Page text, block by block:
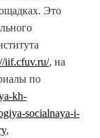
Это
iif.cfuv.ru/, на
по
kh-
socialnaya-i-
,